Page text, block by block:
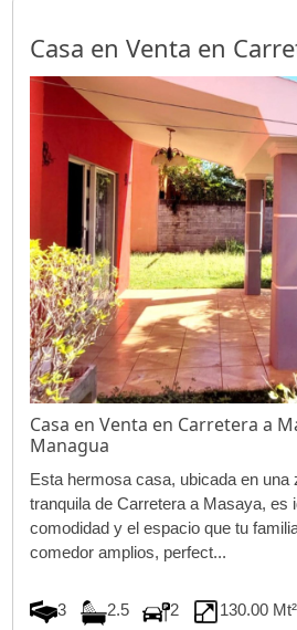
Casa en Venta en
Casa en Venta en Carretera a
Managua
Esta hermosa casa, ubicada en una
tranquila de Carretera a Masaya, es
comodidad y el espacio que tu
comedor amplios, perfect...
3 2.5 2 130.00